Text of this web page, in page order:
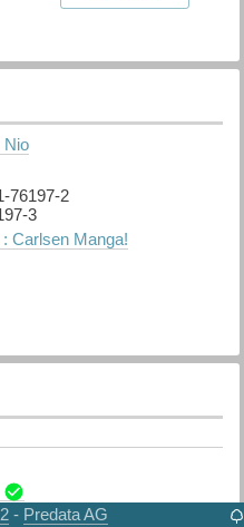
Nio
76197-2
3
Carlsen Manga!
- Predata AG